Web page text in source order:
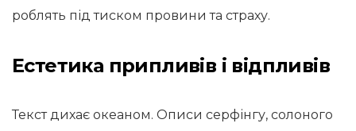
роблять під тиском провини та страху.
Естетика припливів і відпливів
Текст дихає океаном. Описи серфінгу, солоного